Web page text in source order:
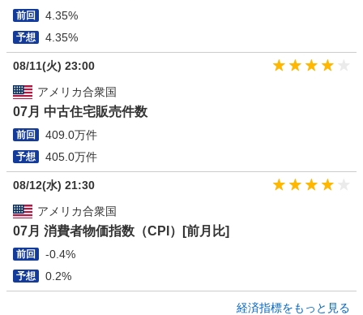
前回 4.35%
予想 4.35%
08/11(火) 23:00
アメリカ合衆国
07月 中古住宅販売件数
前回 409.0万件
予想 405.0万件
08/12(水) 21:30
アメリカ合衆国
07月 消費者物価指数（CPI）[前月比]
前回 -0.4%
予想 0.2%
経済指標をもっと見る